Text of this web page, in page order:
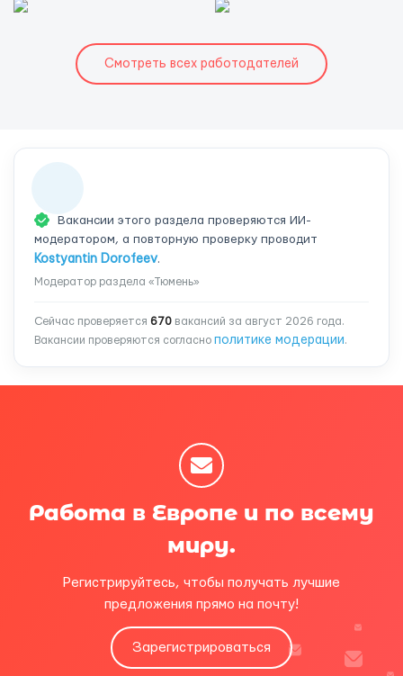
Смотреть всех работодателей
Вакансии этого раздела проверяются ИИ-
модератором, а повторную проверку проводит
Kostyantin Dorofeev.
Модератор раздела «Тюмень»
Сейчас проверяется 670 вакансий за август 2026 года.
Вакансии проверяются согласно политике модерации.
Работа в Европе и по всему
миру.
Регистрируйтесь, чтобы получать лучшие
предложения прямо на почту!
Зарегистрироваться